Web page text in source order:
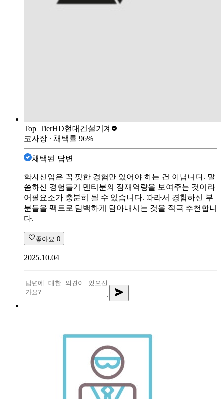
Top_TierHD현대건설기계
코사장 ∙ 채택률 96%
채택된 답변
학사신입은 꼭 핏한 경험만 있어야 하는 건 아닙니다. 말
씀하신 경험들기 멘티분의 잠재역량을 보여주는 것이라
어필요소가 충분히 될 수 있습니다. 따라서 경험하신 부
분들을 팩트로 담백하게 담아내시는 것을 적극 추천합니
다.
좋아요 0
2025.10.04